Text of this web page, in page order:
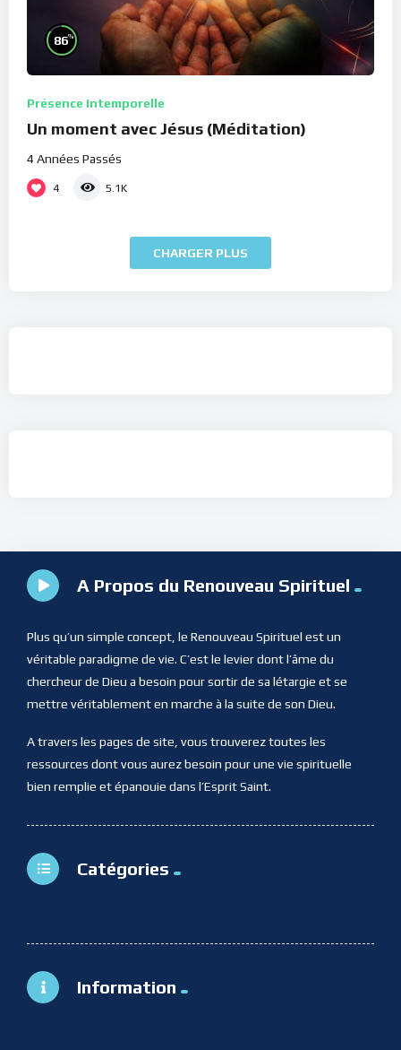
86%
Présence Intemporelle
Un moment avec Jésus (Méditation)
4 Années Passés
4 5.1K
CHARGER PLUS
A Propos du Renouveau Spirituel
Plus qu’un simple concept, le Renouveau Spirituel est un
véritable paradigme de vie. C’est le levier dont l’âme du
chercheur de Dieu a besoin pour sortir de sa létargie et se
mettre véritablement en marche à la suite de son Dieu.
A travers les pages de site, vous trouverez toutes les
ressources dont vous aurez besoin pour une vie spirituelle
bien remplie et épanouie dans l’Esprit Saint.
Catégories
Information